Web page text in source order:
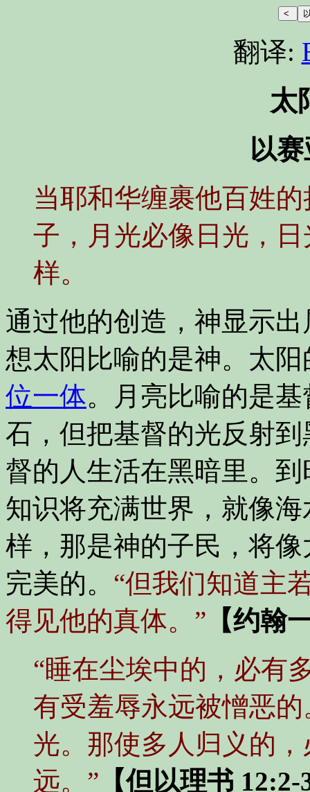
翻译:
太
以
当耶和华缠裹他百姓
子，月光必像日光，
样。
通过他的创造，神显示
想太阳比喻的是神。太
位一体。月亮比喻的是
石，但把基督的光反射
督的人生活在黑暗里。
知识将充满世界，就像
样，那是神的子民，将
完美的。 “但我们知道主
得见他的真体。” 【约翰
“睡在尘埃中的，必有
有受羞辱永远被憎恶
光。那使多人归义的
远。” 【但以理书 12:2-